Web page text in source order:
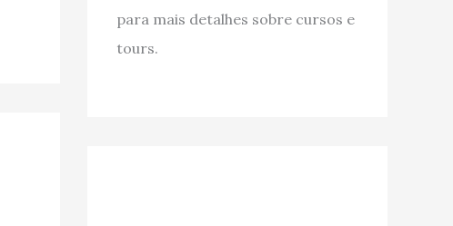
para mais detalhes sobre cursos e
tours.